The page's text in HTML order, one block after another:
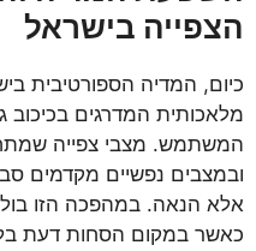
הצפייה בישראל
כיום, המדיה הספורטיבית
מלאכותית המדרגים בכיכוב
המשתמש. מצבי צפייה
ובמצבים נפשיים מקדמים
אלא הנאה. במהפכה הזו
כאשר במקום הסחות דעת